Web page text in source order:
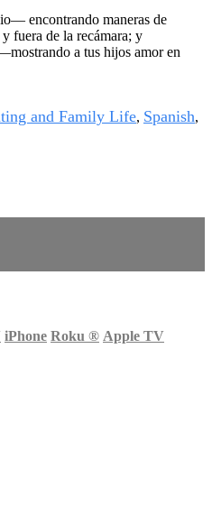
encontrando maneras de
fuera de la recámara; y
a tus hijos amor en
and Family Life, Spanish,
iPhone Roku ® Apple TV